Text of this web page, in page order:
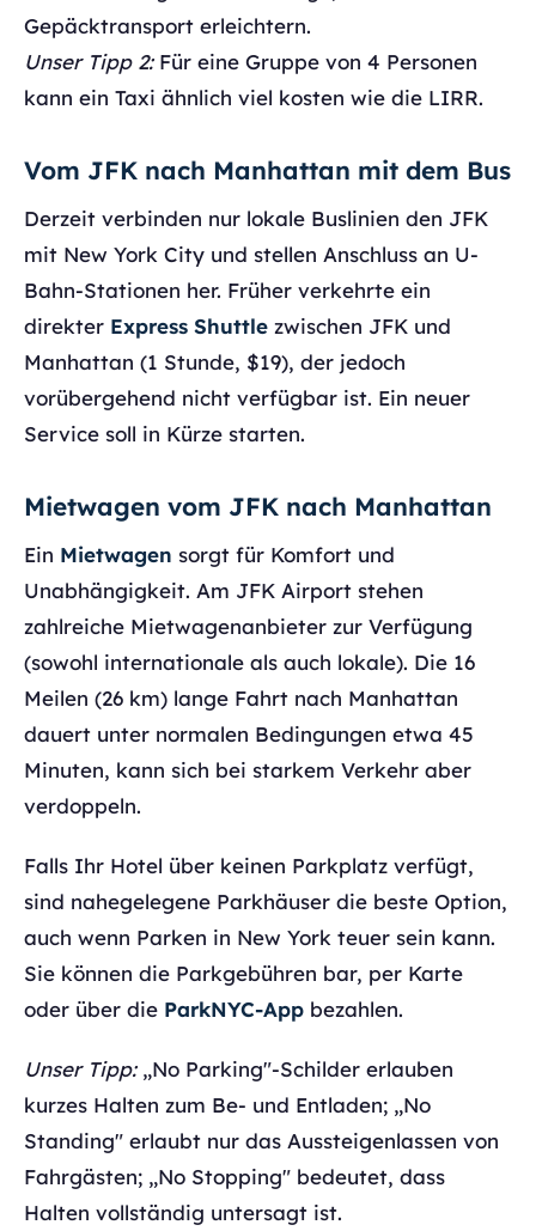
Gepäcktransport erleichtern.
Unser Tipp 2:Für eine Gruppe von 4 Personen
kann ein Taxi ähnlich viel kosten wie die LIRR.
Vom JFK nach Manhattan mit dem Bus
Derzeit verbinden nur lokale Buslinien den JFK
mit New York City und stellen Anschluss an U-
Bahn-Stationen her. Früher verkehrte ein
direkter Express Shuttle zwischen JFK und
Manhattan (1 Stunde, $19), der jedoch
vorübergehend nicht verfügbar ist. Ein neuer
Service soll in Kürze starten.
Mietwagen vom JFK nach Manhattan
Ein Mietwagen sorgt für Komfort und
Unabhängigkeit. Am JFK Airport stehen
zahlreiche Mietwagenanbieter zur Verfügung
(sowohl internationale als auch lokale). Die 16
Meilen (26 km) lange Fahrt nach Manhattan
dauert unter normalen Bedingungen etwa 45
Minuten, kann sich bei starkem Verkehr aber
verdoppeln.
Falls Ihr Hotel über keinen Parkplatz verfügt,
sind nahegelegene Parkhäuser die beste Option,
auch wenn Parken in New York teuer sein kann.
Sie können die Parkgebühren bar, per Karte
oder über die ParkNYC-App bezahlen.
Unser Tipp:„No Parking"-Schilder erlauben
kurzes Halten zum Be- und Entladen; „No
Standing" erlaubt nur das Aussteigenlassen von
Fahrgästen; „No Stopping" bedeutet, dass
Halten vollständig untersagt ist.